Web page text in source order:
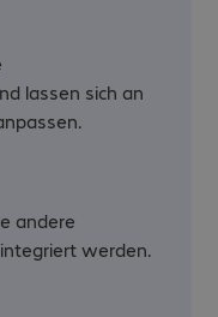
lassen sich an
andere
werden.